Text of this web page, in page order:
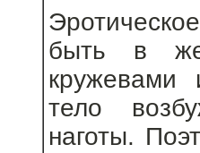
быть в
кружевами
тело
наготы.